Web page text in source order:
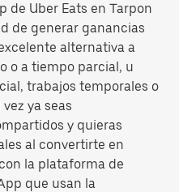
de Uber Eats en Tarpon
de generar ganancias
alternativa a
o a tiempo parcial, u
trabajos temporales o
ya seas
y quieras
al convertirte en
la plataforma de
que usan la